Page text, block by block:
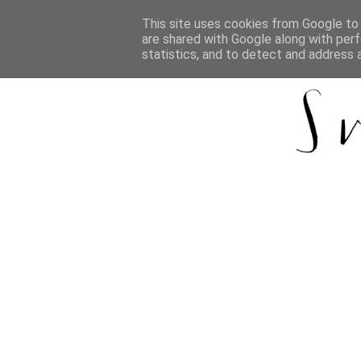
This site uses cookies from Google
are shared with Google along with
statistics, and to detect and address